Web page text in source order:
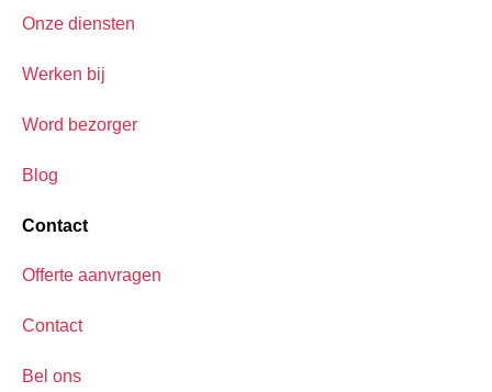
Onze diensten
Werken bij
Word bezorger
Blog
Contact
Offerte aanvragen
Contact
Bel ons